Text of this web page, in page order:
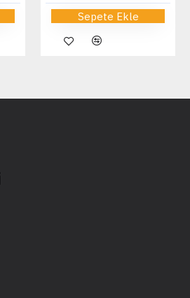
Sepete Ekle